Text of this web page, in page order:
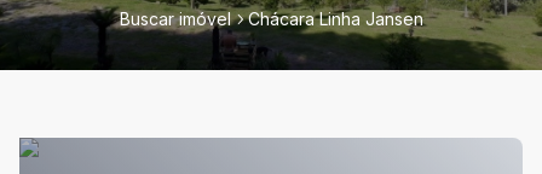
Buscar imóvel Chácara Linha Jansen